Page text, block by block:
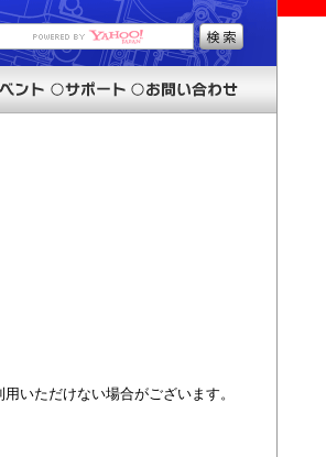
いただけない場合がございます。